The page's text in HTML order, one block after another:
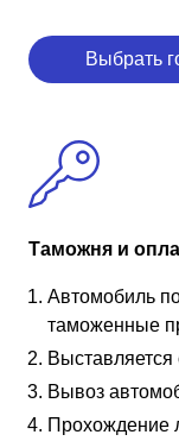
Выбрать
Таможня и
Автомобиль
таможенные
Вывоз
Прохождение